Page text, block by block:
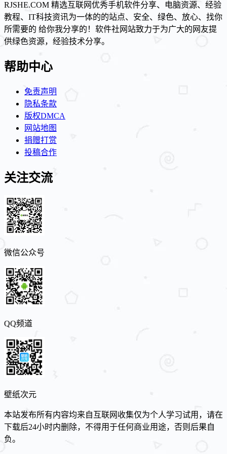
RJSHE.COM 精选互联网优秀手机软件分享、电脑资源、经验
教程、IT科技资讯为一体的的站点、安全、绿色、放心、找你
所需要的 给你我分享的！软件社网站致力于为广大的网友提
供绿色资源，经验技术分享。
帮助中心
免责声明
隐私条款
版权DMCA
网站地图
捐赠打赏
投稿合作
关注交流
微信公众号
QQ频道
壁纸次元
本站发布所有内容均来自互联网收集仅为个人学习试用，请在
下载后24小时内删除，不得用于任何商业用途，否则后果自
负。